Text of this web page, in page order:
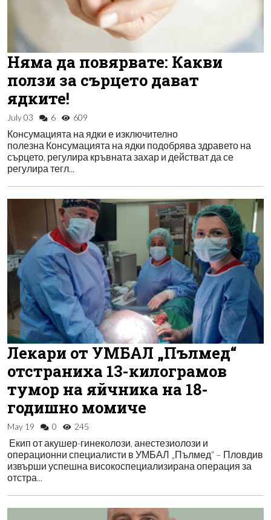
Няма да повярвате: Какви
ползи за сърцето дават
ядките!
July 03 6 609
Консумацията на ядки е изключително
полезна Консумацията на ядки подобрява здравето на
сърцето, регулира кръвната захар и действат да се
регулира тегл...
Лекари от УМБАЛ „Пълмед“
отстраниха 13-килограмов
тумор на яйчника на 18-
годишно момиче
May 19 0 245
Екип от акушер-гинеколози, анестезиолози и
операционни специалисти в УМБАЛ „Пълмед“ – Пловдив
извърши успешна високоспециализирана операция за
отстра...